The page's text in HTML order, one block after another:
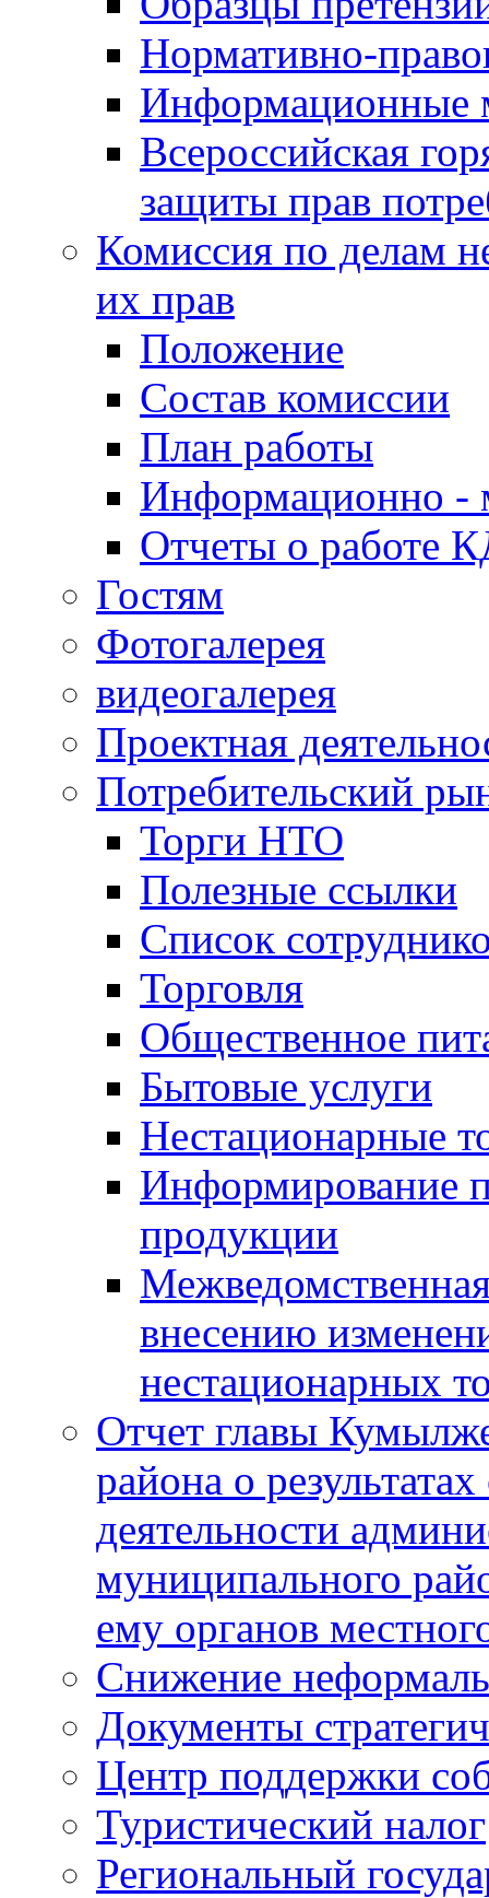
Нормативно-
Информационные
Всероссийская
защиты прав
Комиссия по делам
их прав
Положение
Состав комиссии
План работы
Информационно -
Отчеты о работе
Гостям
Фотогалерея
видеогалерея
Проектная
Потребительский
Торги НТО
Полезные ссылки
Список
Торговля
Общественное
Бытовые услуги
Нестационарные
Информирование
продукции
внесению
нестационарных
Отчет главы
района о
деятельности
муниципального
ему органов
Снижение
Документы
Центр поддержки
Туристический налог
Региональный